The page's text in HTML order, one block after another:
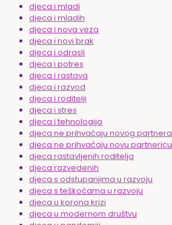
djeca i mladi
djeca i mladih
djeca i nova veza
djeca i novi brak
djeca i odrasli
djeca i potres
djeca i rastava
djeca i razvod
djeca i roditelji
djeca i stres
djeca i tehnologija
djeca ne prihvaćaju novog partnera
djeca ne prihvaćaju novu partnericu
djeca rastavljenih roditelja
djeca razvedenih
djeca s odstupanjima u razvoju
djeca s teškoćama u razvoju
djeca u korona krizi
djeca u modernom društvu